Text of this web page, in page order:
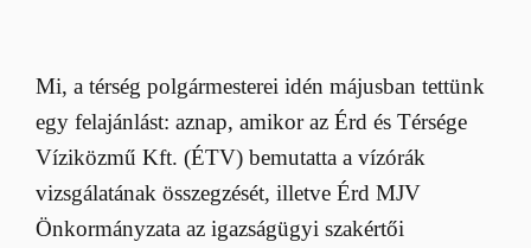
Mi, a térség polgármesterei idén májusban tettünk
egy felajánlást: aznap, amikor az Érd és Térsége
Víziközmű Kft. (ÉTV) bemutatta a vízórák
vizsgálatának összegzését, illetve Érd MJV
Önkormányzata az igazságügyi szakértői